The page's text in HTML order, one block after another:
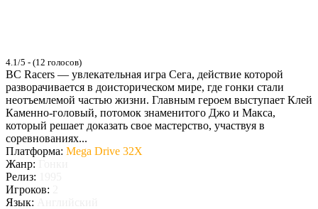
4.1/5 - (12 голосов)
BC Racers — увлекательная игра Сега, действие которой
разворачивается в доисторическом мире, где гонки стали
неотъемлемой частью жизни. Главным героем выступает Клей
Каменно-головый, потомок знаменитого Джо и Макса,
который решает доказать свое мастерство, участвуя в
соревнованиях...
Платформа: Mega Drive 32X
Жанр:
Релиз:
Игроков:
Язык: